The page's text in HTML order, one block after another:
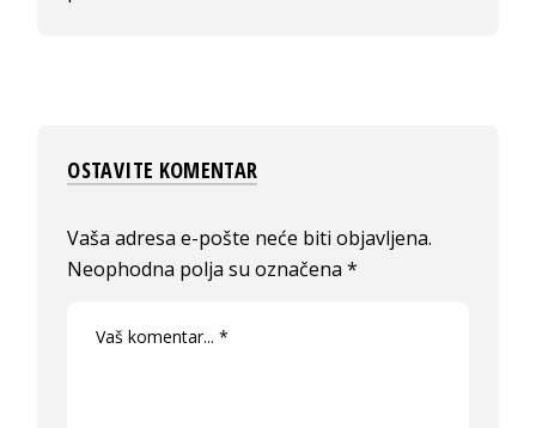
OSTAVITE KOMENTAR
Vaša adresa e-pošte neće biti objavljena.
Neophodna polja su označena*